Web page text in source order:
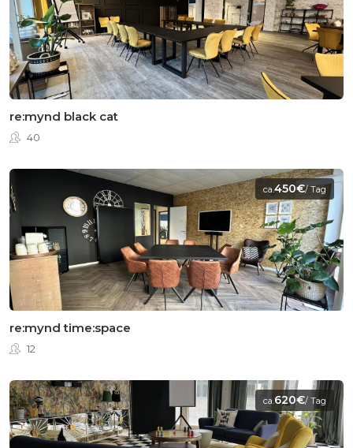
re:mynd black cat
40
ca.450€/ Tag
re:mynd time:space
12
ca.620€/ Tag